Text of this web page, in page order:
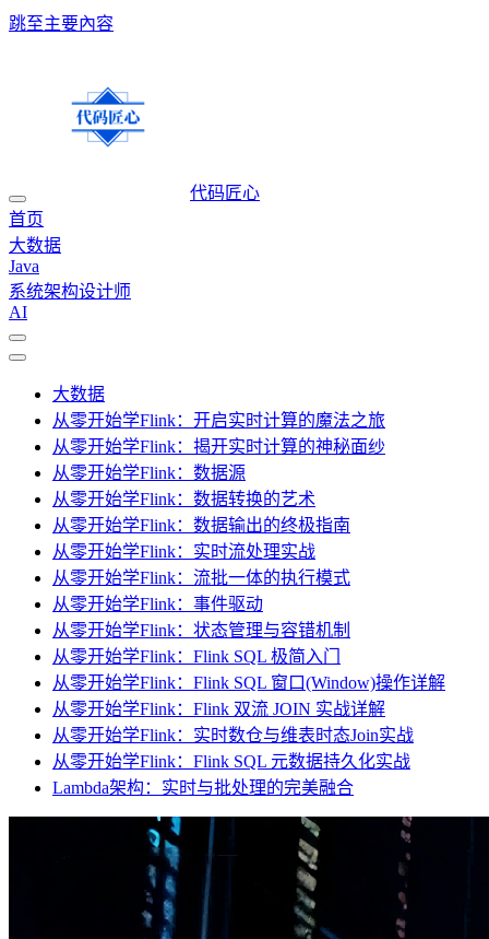
跳至主要內容
代码匠心
首页
大数据
Java
系统架构设计师
AI
大数据
从零开始学Flink：开启实时计算的魔法之旅
从零开始学Flink：揭开实时计算的神秘面纱
从零开始学Flink：数据源
从零开始学Flink：数据转换的艺术
从零开始学Flink：数据输出的终极指南
从零开始学Flink：实时流处理实战
从零开始学Flink：流批一体的执行模式
从零开始学Flink：事件驱动
从零开始学Flink：状态管理与容错机制
从零开始学Flink：Flink SQL 极简入门
从零开始学Flink：Flink SQL 窗口(Window)操作详解
从零开始学Flink：Flink 双流 JOIN 实战详解
从零开始学Flink：实时数仓与维表时态Join实战
从零开始学Flink：Flink SQL 元数据持久化实战
Lambda架构：实时与批处理的完美融合